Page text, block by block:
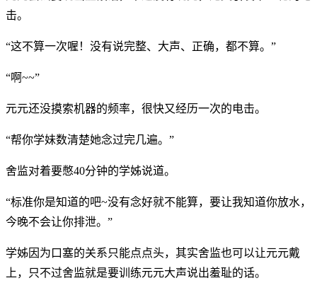
击。
“这不算一次喔！没有说完整、大声、正确，都不算。”
“啊~~”
元元还没摸索机器的频率，很快又经历一次的电击。
“帮你学妹数清楚她念过完几遍。”
舍监对着要憋40分钟的学姊说道。
“标准你是知道的吧~没有念好就不能算，要让我知道你放水，
今晚不会让你排泄。”
学姊因为口塞的关系只能点点头，其实舍监也可以让元元戴
上，只不过舍监就是要训练元元大声说出羞耻的话。